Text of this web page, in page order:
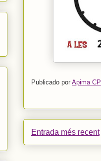
Publicado por Apima
Entrada més recent